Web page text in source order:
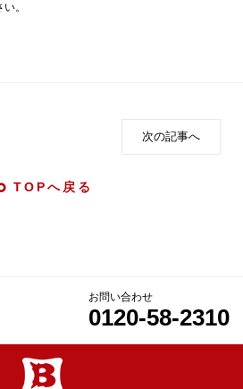
。
TOPへ戻る
次の記事へ
お問い合わせ
0120-58-2310